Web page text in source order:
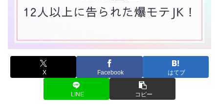
X Facebook はてブ
LINE コピー